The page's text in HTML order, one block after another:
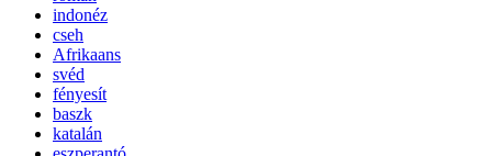
indonéz
cseh
Afrikaans
svéd
fényesít
baszk
katalán